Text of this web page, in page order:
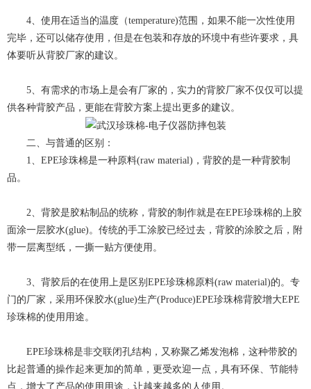
4、使用在适当的温度（temperature)范围，如果不能一次性使用
完毕，还可以储存使用，但是在包装和存放的环境中有些许要求，具
体要听从背胶厂家的建议。
5、有需求的市场上是会有厂家的，实力的背胶厂家不仅仅可以提
供各种背胶产品，更能在背胶方案上提出更多的建议。
二、与普通的区别：
1、EPE珍珠棉是一种原料(raw material)，背胶的是一种背胶制
品。
2、背胶是胶粘制品的统称，背胶的制作就是在EPE珍珠棉的上胶
面涂一层胶水(glue)。传统的手工涂胶已经过去，背胶的涂胶之后，附
带一层离型纸，一撕一贴方便使用。
3、背胶后的在使用上是区别EPE珍珠棉原料(raw material)的。专
门的厂家，采用环保胶水(glue)生产(Produce)EPE珍珠棉背胶增大EPE
珍珠棉的使用用途。
EPE珍珠棉是非交联闭孔结构，又称聚乙烯发泡棉，这种带胶的
比起普通的操作起来更加的简单，更受欢迎一点，具有环保、节能特
点，增大了产品的使用用途，让越来越多的人使用。